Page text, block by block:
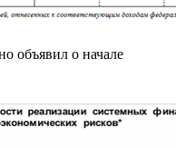
объявил о начале